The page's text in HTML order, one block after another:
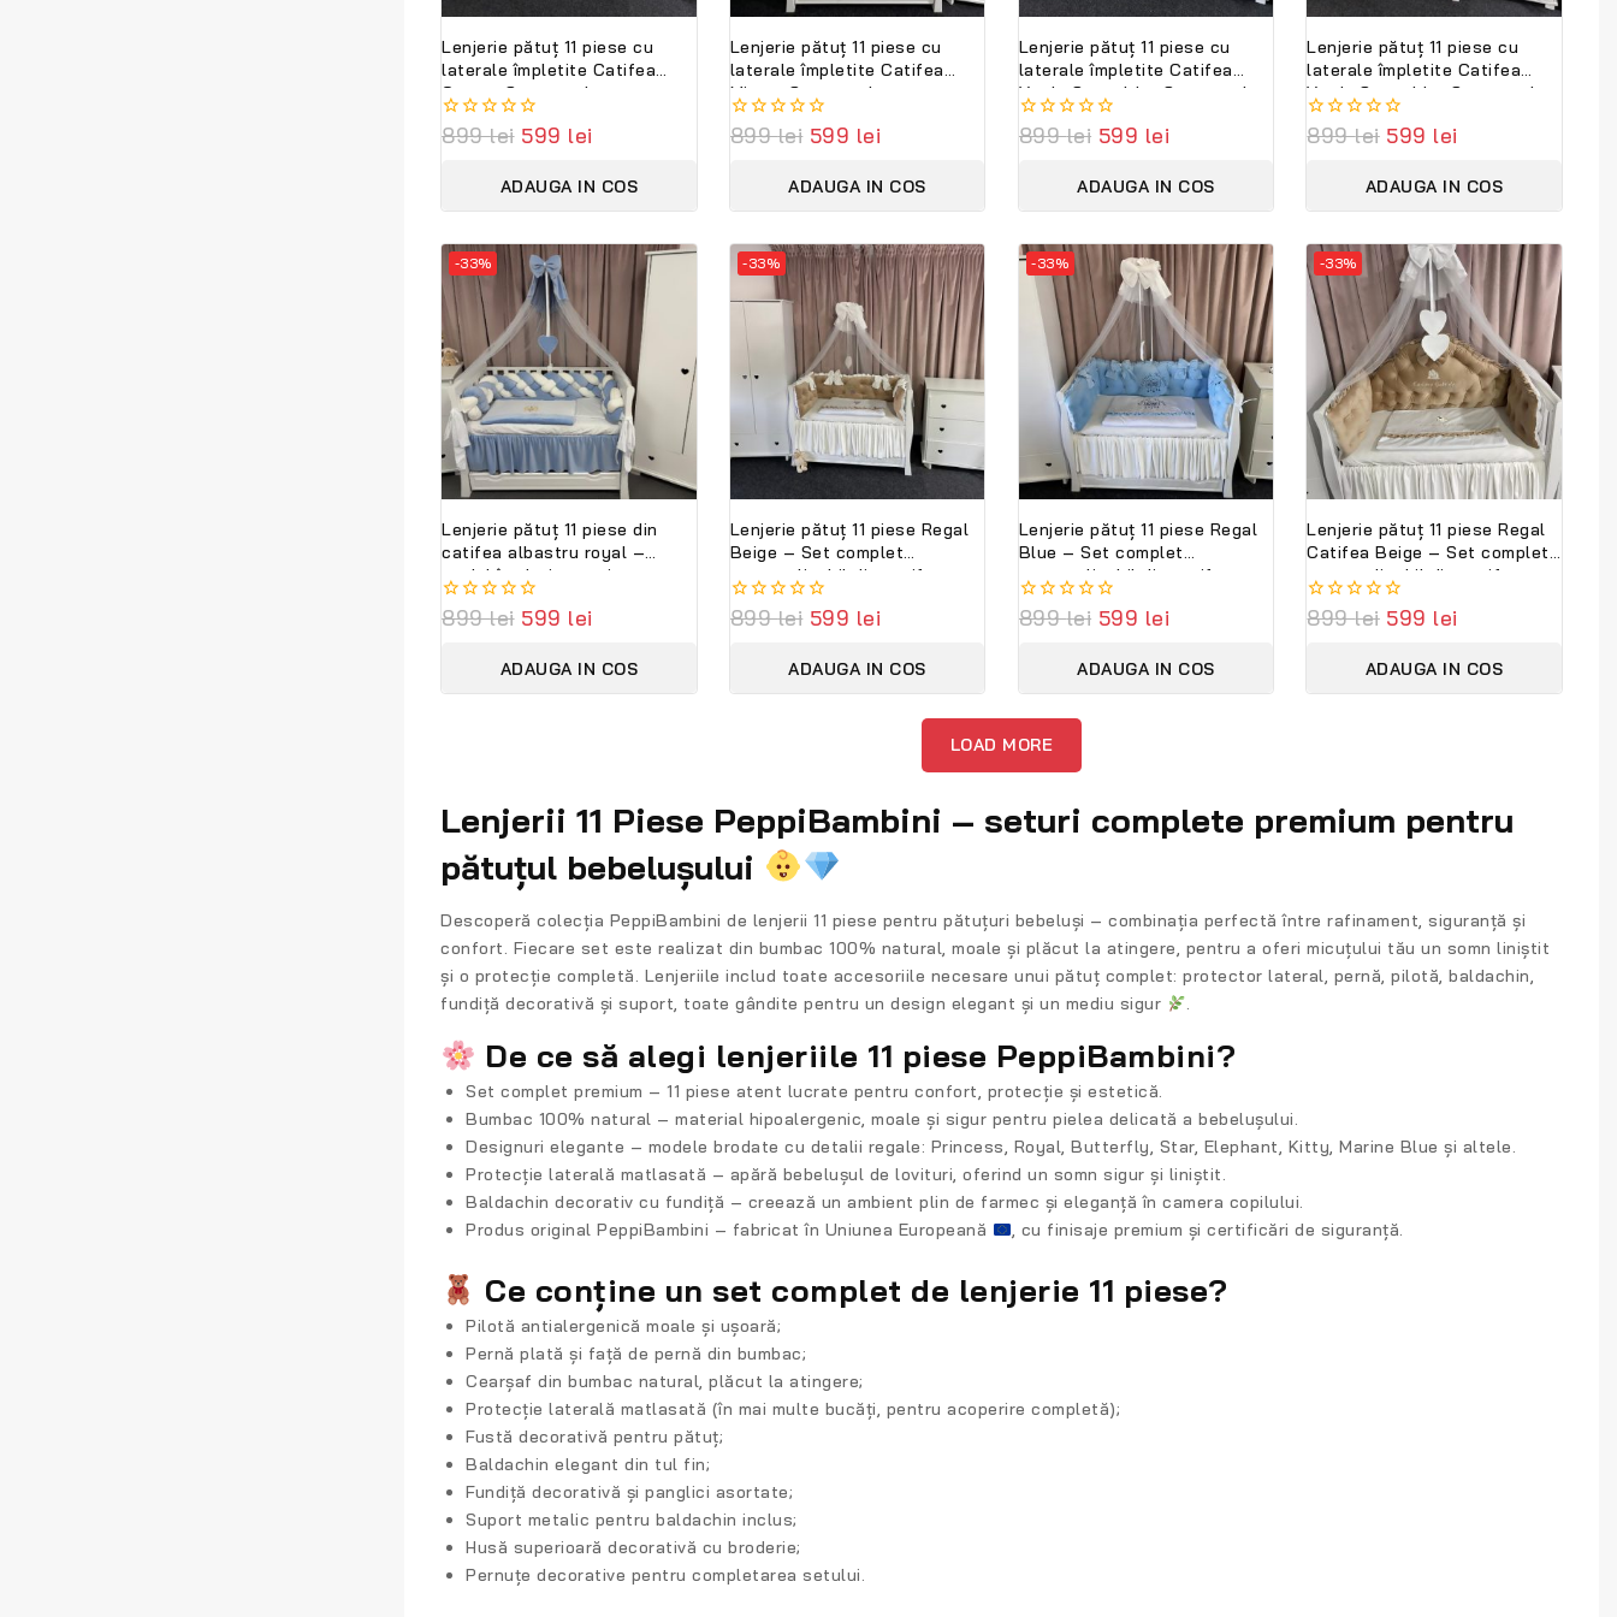
Lenjerie pătuț 11 piese cu
laterale împletite Catifea
Grey – Set complet
personalizabil din catifea
moale și bumbac natural
0
899lei 599 lei
ADAUGA IN COS
Lenjerie pătuț 11 piese cu
laterale împletite Catifea
Mint – Set complet
personalizabil din catifea
moale și bumbac natural
0
899lei 599 lei
ADAUGA IN COS
Lenjerie pătuț 11 piese cu
laterale împletite Catifea
Verde Smarald – Set complet
personalizabil din catifea
moale și bumbac natural
0
899lei 599 lei
ADAUGA IN COS
Lenjerie pătuț 11 piese cu
laterale împletite Catifea
Verde Smarald – Set complet
personalizabil PeppiBambini
0
899lei 599 lei
ADAUGA IN COS
-33%
Lenjerie pătuț 11 piese din
catifea albastru royal –
model împletit premium
PeppiBambini, personalizabilă
0
899lei 599 lei
ADAUGA IN COS
-33%
Lenjerie pătuț 11 piese Regal
Beige – Set complet
personalizabil din catifea
moale și bumbac premium
PeppiBambini
0
899lei 599 lei
ADAUGA IN COS
-33%
Lenjerie pătuț 11 piese Regal
Blue – Set complet
personalizabil din catifea
moale și bumbac premium
PeppiBambini
0
899lei 599 lei
ADAUGA IN COS
-33%
Lenjerie pătuț 11 piese Regal
Catifea Beige – Set complet
personalizabil din catifea
moale și bumbac natural
PeppiBambini
0
899lei 599 lei
ADAUGA IN COS
LOAD MORE
Lenjerii 11 Piese PeppiBambini – seturi complete premium pentru
pătuțul bebelușului
Descoperă colecția PeppiBambini de lenjerii 11 piese pentru pătuțuri bebeluși – combinația perfectă între rafinament, siguranță și
confort. Fiecare set este realizat din bumbac 100% natural, moale și plăcut la atingere, pentru a oferi micuțului tău un somn liniștit
și o protecție completă. Lenjeriile includ toate accesoriile necesare unui pătuț complet:protector lateral, pernă, pilotă, baldachin,
fundiță decorativă și suport, toate gândite pentru un design elegant și un mediu sigur .
De ce să alegi lenjeriile 11 piese PeppiBambini?
Set complet premium – 11 piese atent lucrate pentru confort, protecție și estetică.
Bumbac 100% natural – material hipoalergenic, moale și sigur pentru pielea delicată a bebelușului.
Designuri elegante – modele brodate cu detalii regale: Princess, Royal, Butterfly, Star, Elephant, Kitty, Marine Blue și altele.
Protecție laterală matlasată – apără bebelușul de lovituri, oferind un somn sigur și liniștit.
Baldachin decorativ cu fundiță – creează un ambient plin de farmec și eleganță în camera copilului.
Produs original PeppiBambini – fabricat în Uniunea Europeană , cu finisaje premium și certificări de siguranță.
Ce conține un set complet de lenjerie 11 piese?
Pilotă antialergenică moale și ușoară;
Pernă plată și față de pernă din bumbac;
Cearșaf din bumbac natural, plăcut la atingere;
Protecție laterală matlasată (în mai multe bucăți, pentru acoperire completă);
Fustă decorativă pentru pătuț;
Baldachin elegant din tul fin;
Fundiță decorativă și panglici asortate;
Suport metalic pentru baldachin inclus;
Husă superioară decorativă cu broderie;
Pernuțe decorative pentru completarea setului.